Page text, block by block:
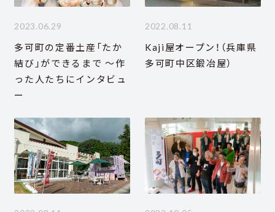
2023.06.29
多可町の定番土産「たか
結び」ができるまで ～作
った人たちにインタビュ
ー
2022.08.11
Kaji屋オープン！（兵庫県
多可町中区鍛冶屋）